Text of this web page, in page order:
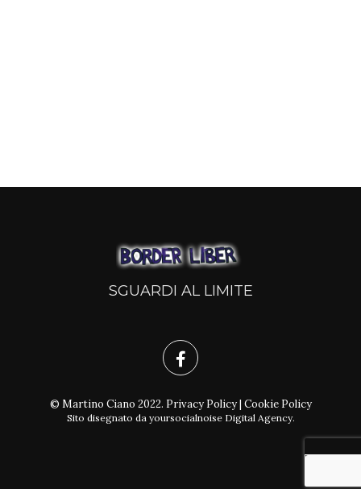
SGUARDI AL LIMITE
© Martino Ciano 2022. Privacy Policy| Cookie Policy
Sito disegnato da yoursocialnoise Digital Agency.